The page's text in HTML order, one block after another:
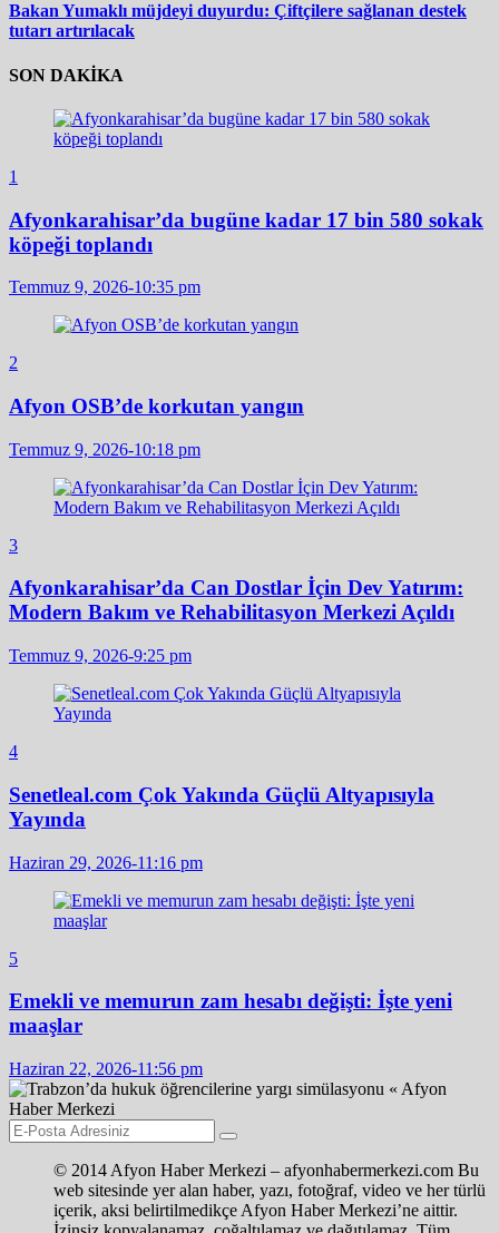
Bakan Yumaklı müjdeyi duyurdu: Çiftçilere sağlanan destek
tutarı artırılacak
SON DAKİKA
1
Afyonkarahisar’da bugüne kadar 17 bin 580 sokak
köpeği toplandı
Temmuz 9, 2026-10:35 pm
2
Afyon OSB’de korkutan yangın
Temmuz 9, 2026-10:18 pm
3
Afyonkarahisar’da Can Dostlar İçin Dev Yatırım:
Modern Bakım ve Rehabilitasyon Merkezi Açıldı
Temmuz 9, 2026-9:25 pm
4
Senetleal.com Çok Yakında Güçlü Altyapısıyla
Yayında
Haziran 29, 2026-11:16 pm
5
Emekli ve memurun zam hesabı değişti: İşte yeni
maaşlar
Haziran 22, 2026-11:56 pm
© 2014 Afyon Haber Merkezi – afyonhabermerkezi.com Bu
web sitesinde yer alan haber, yazı, fotoğraf, video ve her türlü
içerik, aksi belirtilmedikçe Afyon Haber Merkezi’ne aittir.